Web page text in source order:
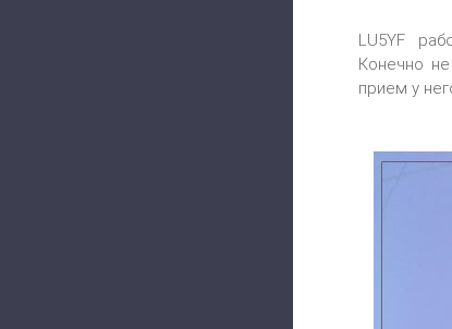
LU5YF
Конечно
прием у